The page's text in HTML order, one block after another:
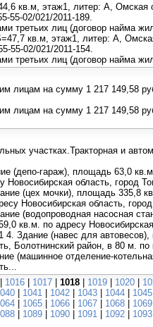
кв.м, этаж1, литер: А, Омская
55-02/021/2011-189.
третьих лиц (договор найма
кв.м, этаж1, литер: А,
55-02/021/2011-154.
третьих лиц (договор найма
лицам на сумму 1 217 149,58
лицам на сумму 1 217 149,58
участках.Тракторная и
(депо-гараж), площадь 63,0
область, город
(цех мочки), площадь 335,8
Новосибирская область,
(водопроводная насосная
кв.м. по адресу Новосибирская
4. Здание (навес для
Болотнинский район, в 80 м.
(машинное отделение-
| 1016 | 1017 | 1018 | 1019 | 1020 |
| 1041 | 1042 | 1043 | 1044 | 1045
| 1065 | 1066 | 1067 | 1068 | 1069
| 1089 | 1090 | 1091 | 1092 | 1093